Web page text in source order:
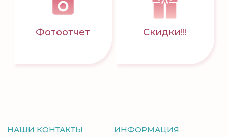
Фотоотчет Скидки!!!
НАШИ КОНТАКТЫ ИНФОРМАЦИЯ